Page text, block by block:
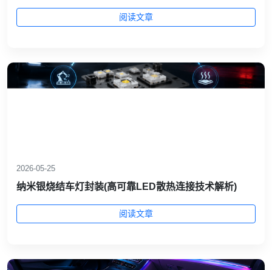
阅读文章
2026-05-25
纳米银烧结车灯封装(高可靠LED散热连接技术解析)
阅读文章